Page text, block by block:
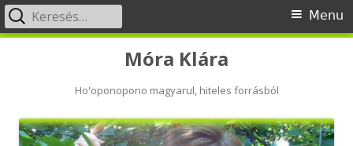
Móra Klára
Ho'oponopono magyarul, hiteles forrásból
Primary
Menu
Keresés: